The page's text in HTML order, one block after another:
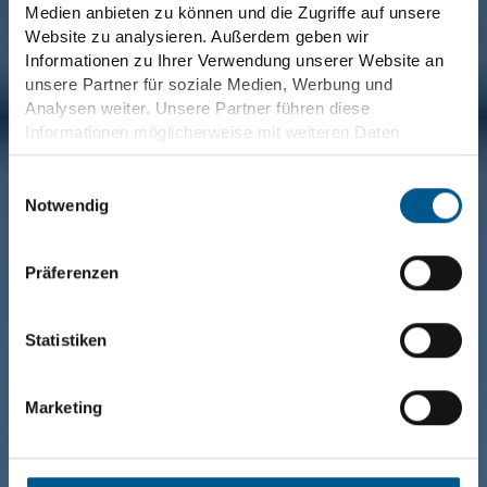
Medien anbieten zu können und die Zugriffe auf unsere
Website zu analysieren. Außerdem geben wir
Informationen zu Ihrer Verwendung unserer Website an
unsere Partner für soziale Medien, Werbung und
Analysen weiter. Unsere Partner führen diese
Informationen möglicherweise mit weiteren Daten
zusammen, die Sie ihnen bereitgestellt haben oder die
haben. Wir berücksichtigen hierbei Ihre Präferenzen und
Präferenzen nur, wenn Sie uns Ihre Einwilligung geben.
Diese können Sie jederzeit mit Wirkung für die Zukunft
Weitere Informationen finden Sie unter „Details“ sowie in
Notwendig
Präferenzen
Statistiken
Marketing
Zusammenarbeit